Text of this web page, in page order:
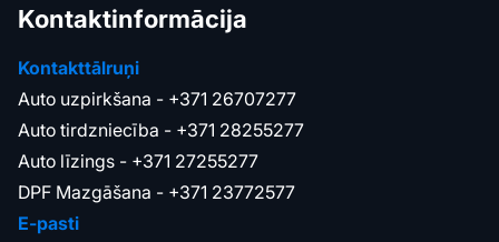
Kontaktinformācija
Kontakttālruņi
Auto uzpirkšana - +371 26707277
Auto tirdzniecība - +371 28255277
Auto līzings - +371 27255277
DPF Mazgāšana - +371 23772577
E-pasti